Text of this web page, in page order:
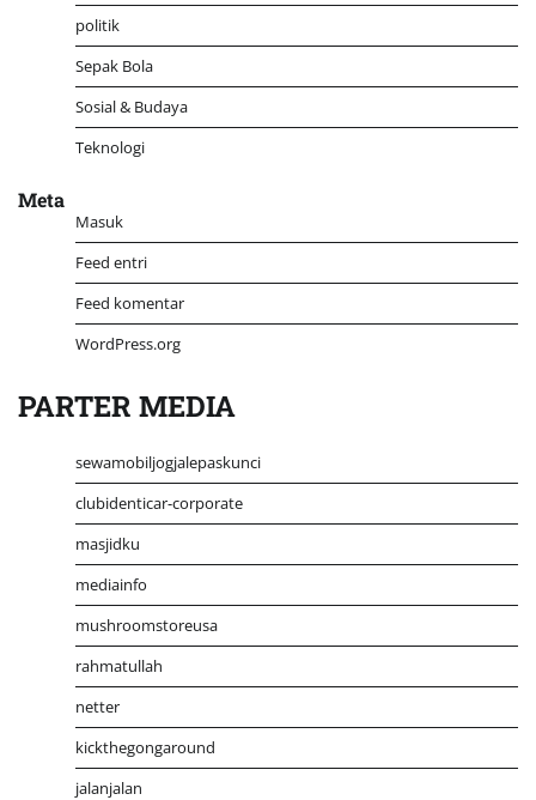
politik
Sepak Bola
Sosial & Budaya
Teknologi
Meta
Masuk
Feed entri
Feed komentar
WordPress.org
PARTER MEDIA
sewamobiljogjalepaskunci
clubidenticar-corporate
masjidku
mediainfo
mushroomstoreusa
rahmatullah
netter
kickthegongaround
jalanjalan